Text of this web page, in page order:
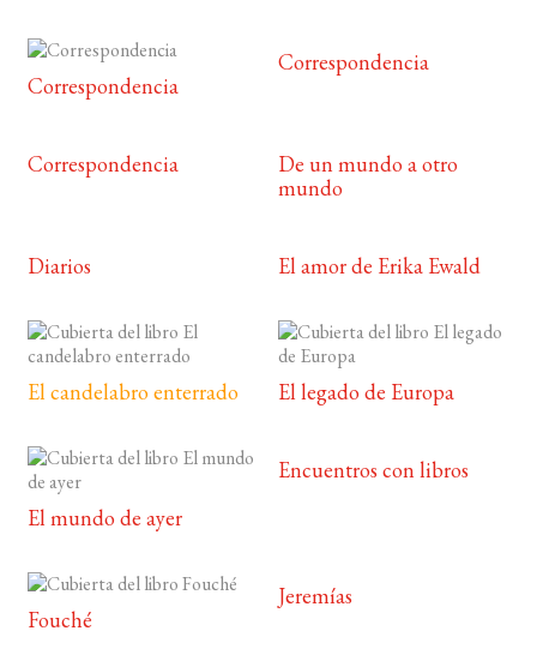
Correspondencia
Correspondencia
Correspondencia
De un mundo a otro
mundo
Diarios El amor de Erika Ewald
El candelabro enterrado El legado de Europa
El mundo de ayer
Encuentros con libros
Fouché
Jeremías